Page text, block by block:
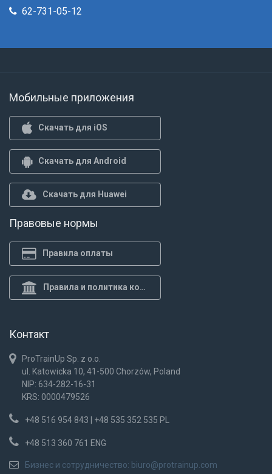
62-731-05-12
Мобильные приложения
Скачать для iOS
Скачать для Android
Скачать для Huawei
Правовые нормы
Правила оплаты
Правила и политика конф.
Контакт
ProTrainUp Sp. z o.o.
ul. Katowicka 10, 41-500 Chorzów, Poland
NIP: 634-282-16-31
KRS: 0000479526
+48 516 954 843 | +48 535 352 535 PL
+48 513 360 761 ENG
Бизнес и сотрудничество: biuro@protrainup.com